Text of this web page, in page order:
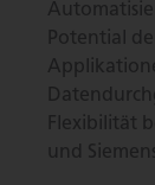
Potential
Flexibilität
und